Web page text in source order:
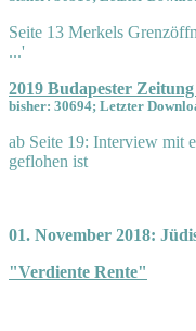
Seite 13 Merkels
...'
2019 Budapester
bisher: 30694; Letzter
ab Seite 19: Interview mit
geflohen ist
01. November 2018:
"Verdiente Rente"